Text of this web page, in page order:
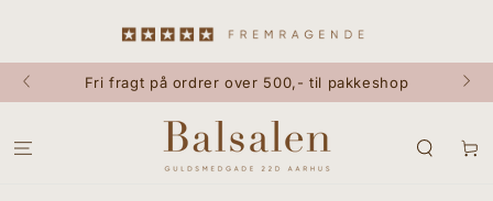
Fri fragt på ordrer over 500,- til pakkeshop
Kurv